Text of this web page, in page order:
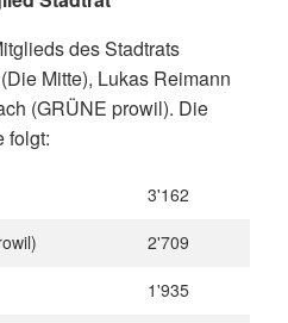
des Stadtrats
Mitte), Lukas Reimann
(GRÜNE prowil). Die
folgt:
3'162
2'709
1'935